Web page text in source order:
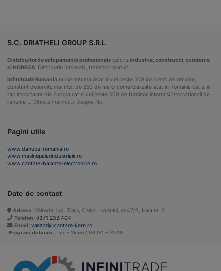
S.C. DRIATHELI GROUP S.R.L
Distribuitor de echipamente profesionale pentru industrie, constructii, curatenie
si HORECA. Distributie nationala, transport gratuit.
Infinitrade Romania nu se rezuma doar la cei peste 500 de clienti de renume,
constant deserviti, mai mult de 250 de marci comercializate atat in Romania cat si in
tari importante din Europa cat si cei peste 300 de furnizori interni si internationali de
renume … Citeste mai multe Despre Noi
Pagini utile
www.danube-romania.ro
www.masinispalatindustriale.ro
www.cantare-balante-electronice.ro
Date de contact
Adresa: Ghiroda, jud. Timis, Calea Lugojului, nr.47/B, Hala nr. 3
Telefon: 0371 232 404
Email: vanzari@cantare-kern.ro
Program de lucru: Luni – Vineri / 08:00 – 16:30